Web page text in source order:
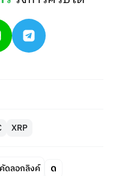
XRP
คัดลอกลิงค์